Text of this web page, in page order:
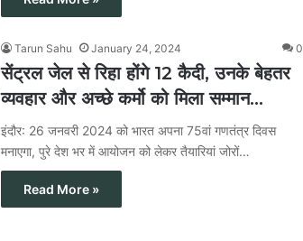
Tarun Sahu January 24, 2024 0
सेंट्रल जेल से रिहा होंगे 12 कैदी, उनके बेहतर
व्यवहार और अच्छे कर्मो को मिला सम्मान…
इंदौर: 26 जनवरी 2024 को भारत अपना 75वां गणतंत्र दिवस
मनाएगा, पुरे देश भर में आयोजन को लेकर तैयारियां जोरों…
Read More »